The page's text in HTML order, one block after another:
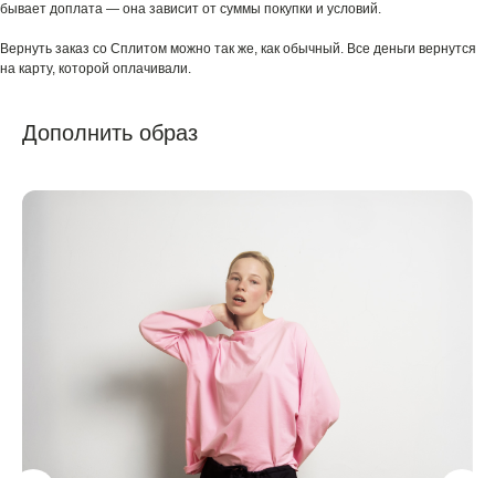
бывает доплата — она зависит от суммы покупки и условий.
Вернуть заказ со Сплитом можно так же, как обычный. Все деньги вернутся
на карту, которой оплачивали.
Дополнить образ